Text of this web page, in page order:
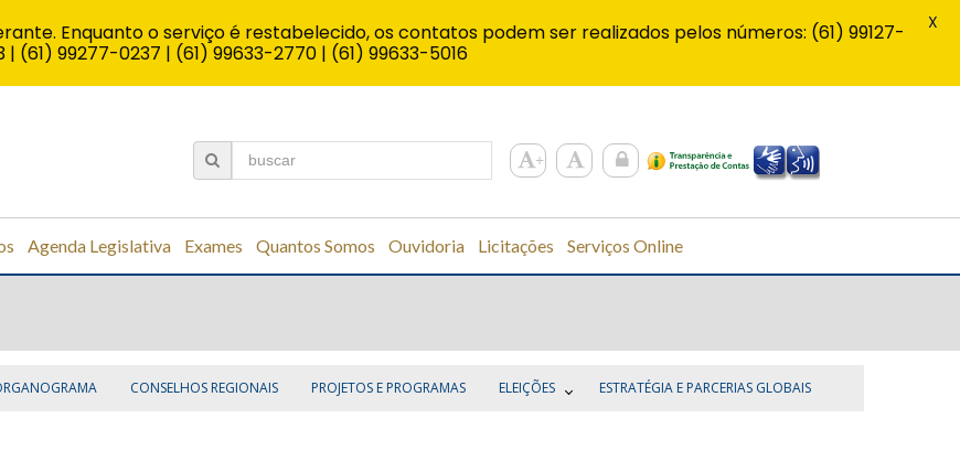
Agenda Legislativa Exames Quantos Somos Ouvidoria Licitações Serviços Online
CONSELHOS REGIONAIS PROJETOS E PROGRAMAS ELEIÇÕES ESTRATÉGIA E PARCERIAS GLOBAIS
Enquanto o serviço é restabelecido, os contatos podem ser realizados pelos números: (61) 99127-
| (61) 99277-0237 | (61) 99633-2770 | (61) 99633-5016
X